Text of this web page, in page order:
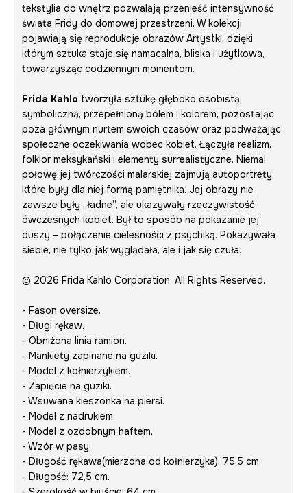
tekstylia do wnętrz pozwalają przenieść intensywność
świata Fridy do domowej przestrzeni. W kolekcji
pojawiają się reprodukcje obrazów Artystki, dzięki
którym sztuka staje się namacalna, bliska i użytkowa,
towarzysząc codziennym momentom.
Frida Kahlo tworzyła sztukę głęboko osobistą,
symboliczną, przepełnioną bólem i kolorem, pozostając
poza głównym nurtem swoich czasów oraz podważając
społeczne oczekiwania wobec kobiet. Łączyła realizm,
folklor meksykański i elementy surrealistyczne. Niemal
połowę jej twórczości malarskiej zajmują autoportrety,
które były dla niej formą pamiętnika. Jej obrazy nie
zawsze były „ładne”, ale ukazywały rzeczywistość
ówczesnych kobiet. Był to sposób na pokazanie jej
duszy – połączenie cielesności z psychiką. Pokazywała
siebie, nie tylko jak wyglądała, ale i jak się czuła.
© 2026 Frida Kahlo Corporation. All Rights Reserved.
- Fason oversize.
- Długi rękaw.
- Obniżona linia ramion.
- Mankiety zapinane na guziki.
- Model z kołnierzykiem.
- Zapięcie na guziki.
- Wsuwana kieszonka na piersi.
- Model z nadrukiem.
- Model z ozdobnym haftem.
- Wzór w pasy.
- Długość rękawa(mierzona od kołnierzyka): 75,5 cm.
- Długość: 72,5 cm.